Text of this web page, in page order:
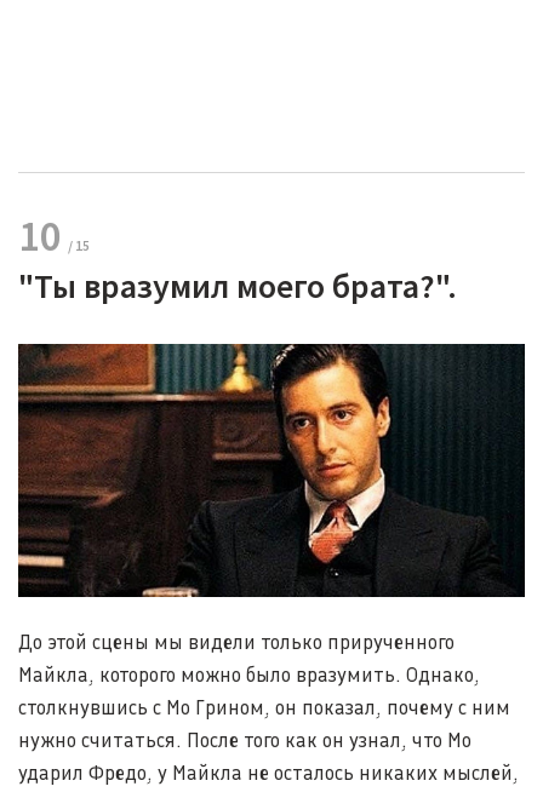
10
"Ты вразумил моего брата?".
До этой сцены мы видели только прирученного
Майкла, которого можно было вразумить. Однако,
столкнувшись с Мо Грином, он показал, почему с ним
нужно считаться. После того как он узнал, что Мо
ударил Фредо, у Майкла не осталось никаких мыслей,